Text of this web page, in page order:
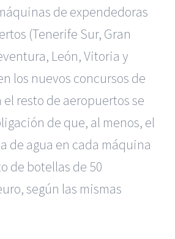
de expendedoras
(Tenerife Sur, Gran
León, Vitoria y
los nuevos concursos de
resto de aeropuertos se
de que, al menos, el
de agua en cada máquina
de botellas de 50
según las mismas